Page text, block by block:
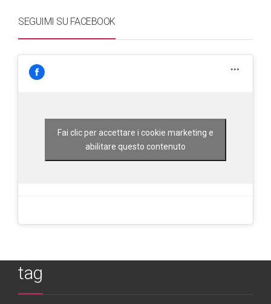
SEGUIMI SU FACEBOOK
Fai clic per accettare i cookie marketing e
abilitare questo contenuto
tag